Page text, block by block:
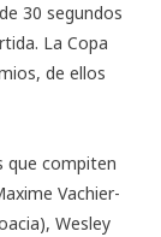
30 segundos
La Copa
de ellos
que compiten
Vachier-
Wesley